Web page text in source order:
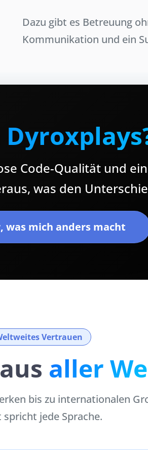
Dazu gibt es Betreuung
Kommunikation und ein
Code-Qualität und
was den
was mich anders macht
Vertrauen
aller
bis zu internationalen
jede Sprache.